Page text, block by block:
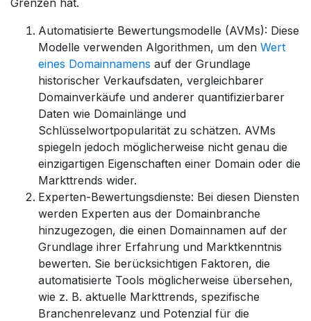
Grenzen hat.
Automatisierte Bewertungsmodelle (AVMs): Diese
Modelle verwenden Algorithmen, um den Wert
eines Domainnamens auf der Grundlage
historischer Verkaufsdaten, vergleichbarer
Domainverkäufe und anderer quantifizierbarer
Daten wie Domainlänge und
Schlüsselwortpopularität zu schätzen. AVMs
spiegeln jedoch möglicherweise nicht genau die
einzigartigen Eigenschaften einer Domain oder die
Markttrends wider.
Experten-Bewertungsdienste: Bei diesen Diensten
werden Experten aus der Domainbranche
hinzugezogen, die einen Domainnamen auf der
Grundlage ihrer Erfahrung und Marktkenntnis
bewerten. Sie berücksichtigen Faktoren, die
automatisierte Tools möglicherweise übersehen,
wie z. B. aktuelle Markttrends, spezifische
Branchenrelevanz und Potenzial für die